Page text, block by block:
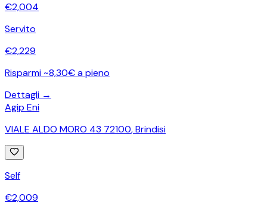
€2,004
Servito
€2,229
Risparmi ~8,30€ a pieno
Dettagli →
Agip Eni
VIALE ALDO MORO 43 72100,Brindisi
Self
€2,009